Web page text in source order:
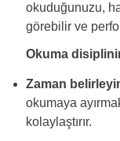
okuduğunuzu,
görebilir ve
Okuma
Zaman
okumaya
kolaylaştırır.